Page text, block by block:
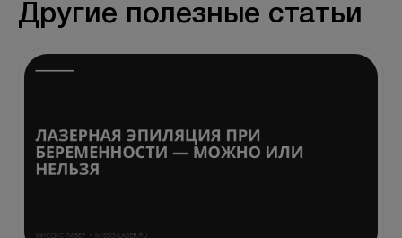
Другие полезные статьи